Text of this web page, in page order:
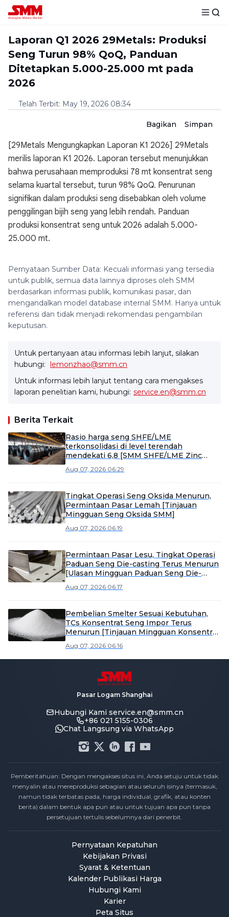
Laporan Q1 2026 29Metals: Produksi
Seng Turun 98% QoQ, Panduan
Ditetapkan 5.000-25.000 mt pada
2026
Telah Terbit: May 19, 2026 08:34
Bagikan Simpan
[29Metals Mengungkapkan Laporan K1 2026] 29Metals
merilis laporan K1 2026. Laporan tersebut menunjukkan
bahwa perusahaan memproduksi 78 mt konsentrat seng
selama kuartal tersebut, turun 98% QoQ. Penurunan
signifikan dalam produksi seng disebabkan oleh volume
penggilingan bijih seng yang lebih rendah. Panduan
produksi konsentrat seng untuk 2026 adalah 5.000-
25.000 mt.
Pernyataan Sumber Data: Kecuali informasi yang tersedia
untuk publik, semua data lainnya diproses oleh SMM
berdasarkan informasi publik, komunikasi pasar, dan
mengandalkan model database internal SMM. Hanya untuk
referensi dan tidak menjadi rekomendasi pengambilan
keputusan.
Untuk pertanyaan atau informasi lebih lanjut, silakan
hubungi: lemonzhao@smm.cn
Untuk informasi lebih lanjut tentang cara mengakses
laporan penelitian kami, hubungi: service.en@smm.cn
Berita Terkait
Rasio harga seng SHFE/LME
terkonsolidasi di level terendah
mendekati 6,8 [SMM SHFE/LME Zinc
Aug 07, 2026 06:29
Tingkat Operasi Seng Oksida Menurun,
Permintaan Pasar Lemah [Tinjauan
Mingguan Seng Oksida SMM]
Aug 07, 2026 06:19
Permintaan Pasar Lesu, Tingkat Operasi
Paduan Seng Die-casting Terus Menurun
[Ulasan Mingguan Paduan Seng Die-
Aug 07, 2026 06:17
Pembelian Smelter Sesuai Kebutuhan,
TCs Konsentrat Seng Impor Terus
Menurun [Tinjauan Mingguan Konsentrat
Aug 07, 2026 06:16
Pasar Logam Shanghai
Hubungi Kami service.en@smm.cn
+86 021 5155-0306
Chat Langsung via WhatsApp
Pemberitahuan: Dengan mengakses situs ini, Anda setuju untuk tidak
menyalin atau mereproduksi sebagian atau seluruh isinya (termasuk,
namun tidak terbatas pada, harga individual, grafik, atau konten
berita) dalam bentuk apa pun atau untuk tujuan apa pun tanpa
persetujuan tertulis sebelumnya dari penerbit.
Pernyataan Kepatuhan
Kebijakan Privasi
Syarat & Ketentuan
Kalender Publikasi Harga
Hubungi Kami
Karier
Peta Situs